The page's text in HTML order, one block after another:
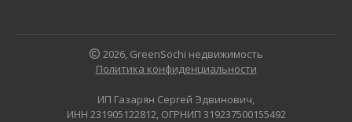
2026, GreenSochi недвижимость
Политика конфиденциальности
ИП Газарян Сергей Эдвинович,
ИНН 231905122812, ОГРНИП 319237500155492